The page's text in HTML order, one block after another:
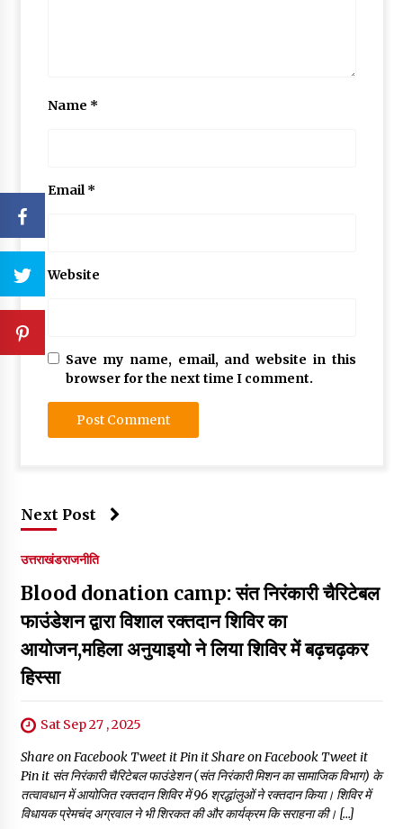
Name *
Email*
Website
Save my name, email, and website in this
browser for the next time I comment.
Next Post
उत्तराखंडराजनीति
Blood donation camp: संत निरंकारी चैरिटेबल
फाउंडेशन द्वारा विशाल रक्तदान शिविर का
आयोजन,महिला अनुयाइयो ने लिया शिविर में बढ़चढ़कर
हिस्सा
Sat Sep 27 , 2025
Share on Facebook Tweet it Pin it Share on Facebook Tweet it
Pin it संत निरंकारी चैरिटेबल फाउंडेशन (संत निरंकारी मिशन का सामाजिक विभाग) के
तत्वावधान में आयोजित रक्तदान शिविर में 96 श्रद्धांलुओं ने रक्तदान किया। शिविर में
विधायक प्रेमचंद अग्रवाल ने भी शिरकत की और कार्यक्रम कि सराहना की। […]